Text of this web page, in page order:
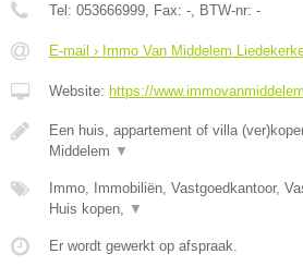
Tel: 053666999 , Fax: - , BTW-nr: -
E-mail › Immo Van Middelem
Website: https://
Een huis, appartement of villa
Middelem ▼
Immo, Immobiliën, Vastgoedkantoor,
Huis kopen,
▼
Er wordt gewerkt op afspraak.